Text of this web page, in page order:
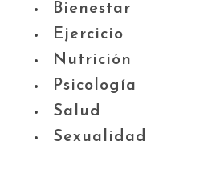
Bienestar
Ejercicio
Nutrición
Psicología
Salud
Sexualidad